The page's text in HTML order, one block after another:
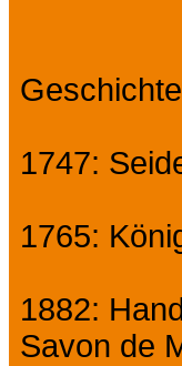
1747:
1765:
1882:
Savon de